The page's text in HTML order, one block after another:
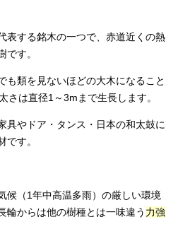
表する銘木の一つで、赤道近くの熱
です。
も類を見ないほどの大木になること
さは直径1～3mまで生長します。
具やドア・タンス・日本の和太鼓に
です。
候（1年中高温多雨）の厳しい環境
輪からは他の樹種とは一味違う 力強